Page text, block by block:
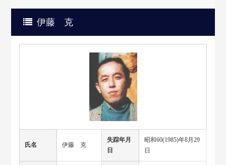
伊藤 克
氏名 伊藤 克
失踪年月
日
昭和60(1985)年8月29
日